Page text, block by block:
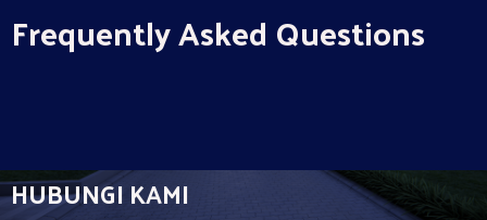
Frequently Asked Questions
HUBUNGI KAMI